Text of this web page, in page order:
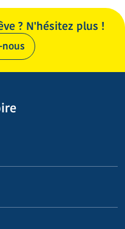
? N'hésitez plus !